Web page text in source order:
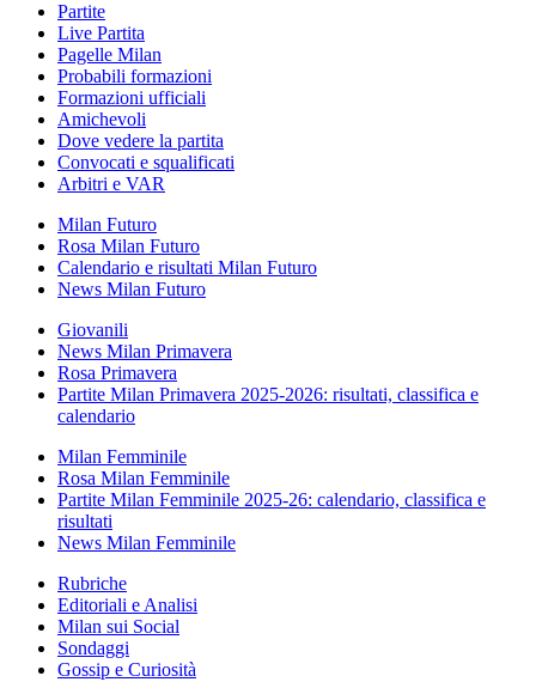
Partite
Live Partita
Pagelle Milan
Probabili formazioni
Formazioni ufficiali
Amichevoli
Dove vedere la partita
Convocati e squalificati
Arbitri e VAR
Milan Futuro
Rosa Milan Futuro
Calendario e risultati Milan Futuro
News Milan Futuro
Giovanili
News Milan Primavera
Rosa Primavera
Partite Milan Primavera 2025-2026: risultati, classifica e
calendario
Milan Femminile
Rosa Milan Femminile
Partite Milan Femminile 2025-26: calendario, classifica e
risultati
News Milan Femminile
Rubriche
Editoriali e Analisi
Milan sui Social
Sondaggi
Gossip e Curiosità